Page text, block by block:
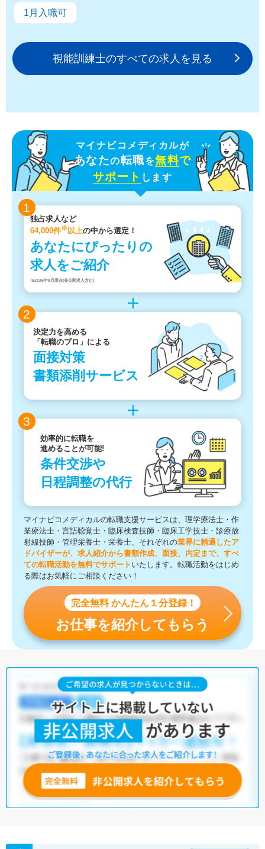
1月入職可
視能訓練士のすべての求人を見る
マイナビコメディカルが
あなたの転職を無料で
サポート します
1
独占求人など
64,000件※以上の中から選定！
あなたにぴったりの
求人をご紹介
※2026年8月現在(非公開求人含む)
2
決定力を高める
「転職のプロ」による
面接対策
書類添削サービス
3
効率的に転職を
進めることが可能!
条件交渉や
日程調整の代行
マイナビコメディカルの転職支援サービスは、理学療法士・作
業療法士・言語聴覚士・臨床検査技師・臨床工学技士・診療放
射線技師・管理栄養士・栄養士、それぞれの業界に精通したア
ドバイザーが、求人紹介から書類作成、面接、内定まで、すべ
ての転職活動を無料でサポート いたします。転職活動をはじめ
る際はお気軽にご相談ください！
完全無料 かんたん１分登録！
お仕事を紹介してもらう